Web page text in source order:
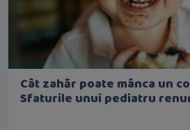
Cât zahăr poate mânca un
Sfaturile unui pediatru